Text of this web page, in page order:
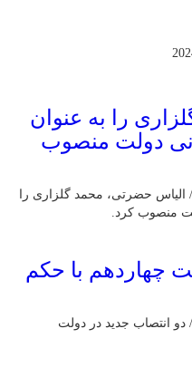
را به عنوان
دولت منصوب
حضرتی، محمد گلزاری را
منصوب کرد.
چهاردهم با حکم
انتصاب جدید در دولت